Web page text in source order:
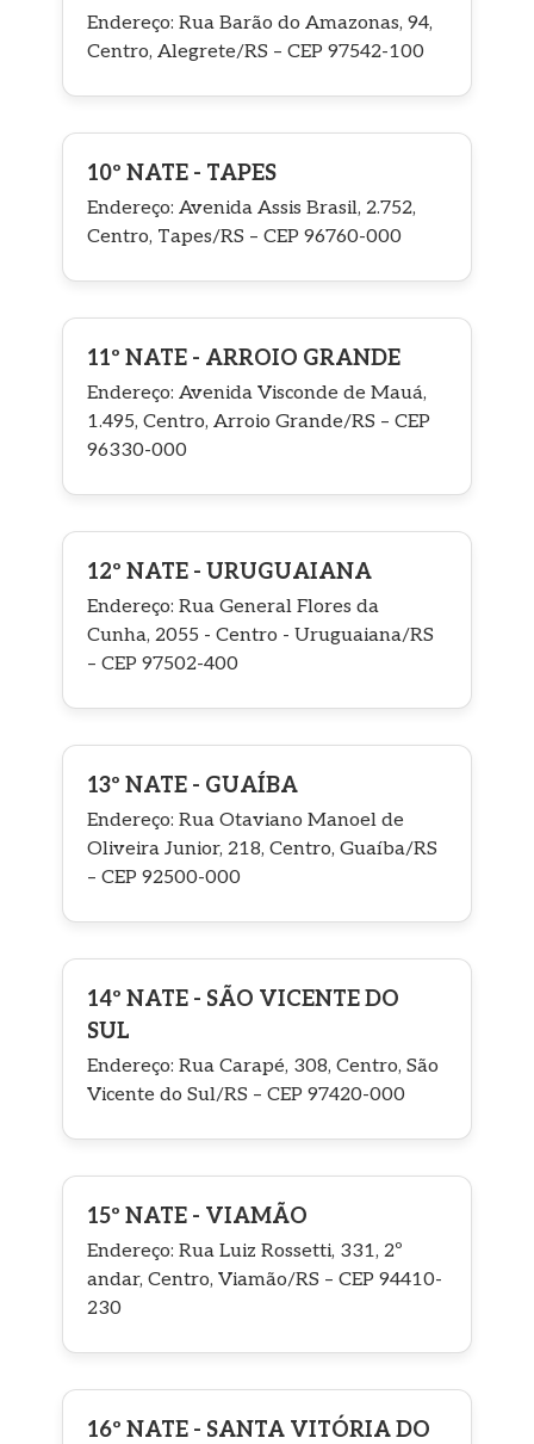
Endereço: Rua Barão do Amazonas, 94,
Centro, Alegrete/RS – CEP 97542-100
10º NATE - TAPES
Endereço: Avenida Assis Brasil, 2.752,
Centro, Tapes/RS – CEP 96760-000
11º NATE - ARROIO GRANDE
Endereço: Avenida Visconde de Mauá,
1.495, Centro, Arroio Grande/RS – CEP
96330-000
12º NATE - URUGUAIANA
Endereço: Rua General Flores da
Cunha, 2055 - Centro - Uruguaiana/RS
– CEP 97502-400
13º NATE - GUAÍBA
Endereço: Rua Otaviano Manoel de
Oliveira Junior, 218, Centro, Guaíba/RS
– CEP 92500-000
14º NATE - SÃO VICENTE DO
SUL
Endereço: Rua Carapé, 308, Centro, São
Vicente do Sul/RS – CEP 97420-000
15º NATE - VIAMÃO
Endereço: Rua Luiz Rossetti, 331, 2º
andar, Centro, Viamão/RS – CEP 94410-
230
16º NATE - SANTA VITÓRIA DO